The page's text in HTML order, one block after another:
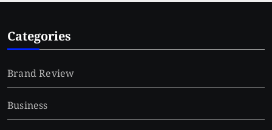
Categories
Brand Review
Business